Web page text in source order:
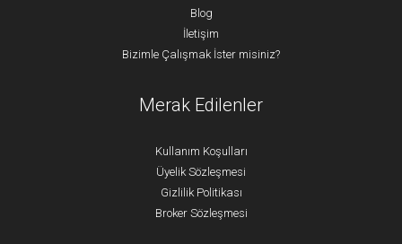
Blog
İletişim
Bizimle Çalışmak İster misiniz?
Merak Edilenler
Kullanım Koşulları
Üyelik Sözleşmesi
Gizlilik Politikası
Broker Sözleşmesi